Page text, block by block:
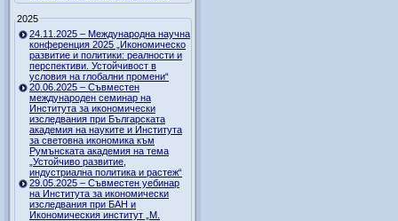
2025
24.11.2025 – Международна научна
конференция 2025 „Икономическо
развитие и политики: реалности и
перспективи. Устойчивост в
условия на глобални промени“
20.06.2025 – Съвместен
международен семинар на
Института за икономически
изследвания при Българската
академия на науките и Института
за световна икономика към
Румънската академия на тема
„Устойчиво развитие,
индустриална политика и растеж“
29.05.2025 – Съвместен уебинар
на Института за икономически
изследвания при БАН и
Икономическия институт „М.